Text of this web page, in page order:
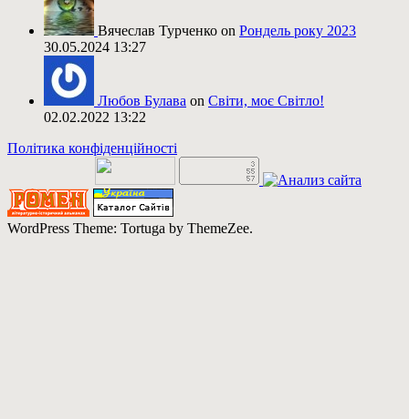
Вячеслав Турченко on Рондель року 2023
30.05.2024 13:27
Любов Булава on Світи, моє Світло!
02.02.2022 13:22
Політика конфіденційності
WordPress Theme: Tortuga by ThemeZee.